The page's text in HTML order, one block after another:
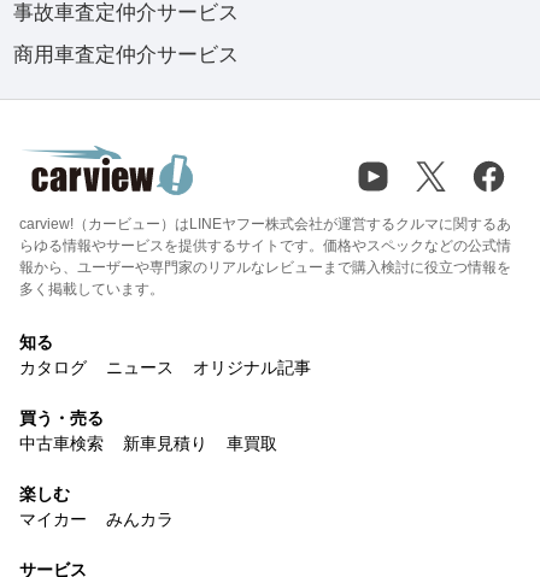
事故車査定仲介サービス
商用車査定仲介サービス
carview!（カービュー）はLINEヤフー株式会社が運営するクルマに関するあ
らゆる情報やサービスを提供するサイトです。価格やスペックなどの公式情
報から、ユーザーや専門家のリアルなレビューまで購入検討に役立つ情報を
多く掲載しています。
知る
カタログ
ニュース オリジナル記事
買う・売る
中古車検索
新車見積り 車買取
楽しむ
マイカー
みんカラ
サービス